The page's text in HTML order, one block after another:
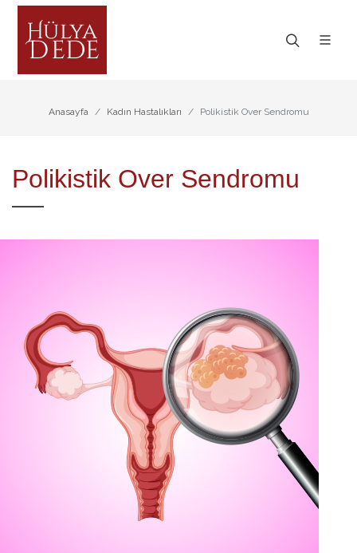
Anasayfa Kadın Hastalıkları Polikistik Over Sendromu
Polikistik Over Sendromu